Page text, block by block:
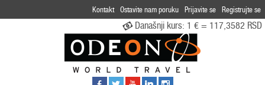
Kontakt Ostavite nam poruku Prijavite se Registrujte se
Današnji kurs: 1 € = 117,3582 RSD